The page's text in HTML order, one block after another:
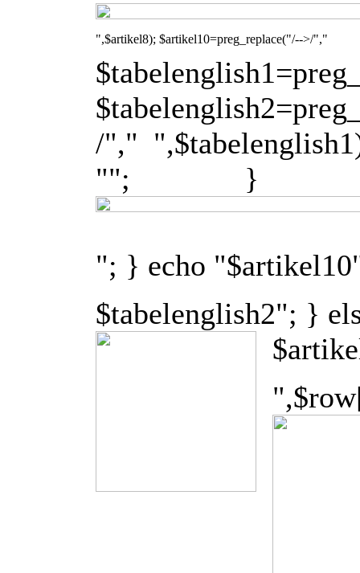
",$artikel8); $artikel10=preg_replace("/-->/","
/","
""; }
"; } echo
$tabelenglish2"; }